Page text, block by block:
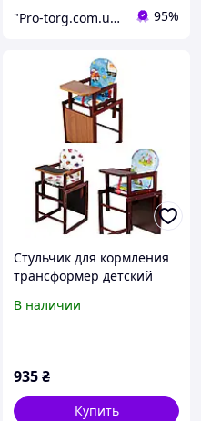
"Pro-torg.com.ua" - интернет-магазин детских товаров и игрушек 95%
Стульчик для кормления
трансформер детский
мальчика
В наличии
935₴
Купить